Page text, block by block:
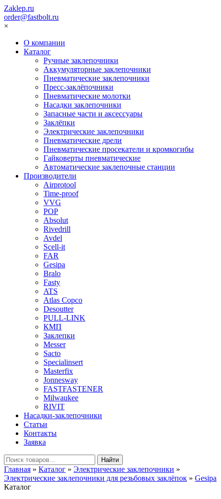
Zaklep.ru
order@fastbolt.ru
×
О компании
Каталог
Ручные заклепочники
Аккумуляторные заклепочники
Пневматические заклепочники
Пресс-заклёпочники
Пневматические молотки
Насадки заклепочники
Запасные части и аксессуары
Заклёпки
Электрические заклепочники
Пневматические дрели
Пневматические просекатели и кромкогибы
Гайковерты пневматические
Автоматические заклепочные станции
Производители
Airprotool
Time-proof
VVG
POP
Absolut
Rivedrill
Avdel
Scell-it
FAR
Gesipa
Bralo
Fasty
ATS
Atlas Copco
Desoutter
PULL-LINK
КМП
Заклепки
Messer
Sacto
Specialinsert
Masterfix
Jonnesway
FASTFASTENER
Milwaukee
RIVIT
Насадки-заклепочники
Статьи
Контакты
Заявка
Главная » Каталог » Электрические заклепочники »
Электрические заклепочники для резьбовых заклёпок » Gesipa
Каталог